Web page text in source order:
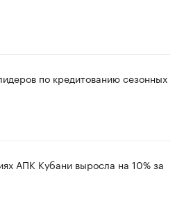
по кредитованию сезонных
АПК Кубани выросла на 10% за